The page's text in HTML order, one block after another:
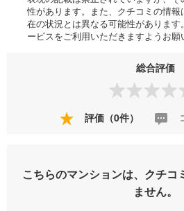
性があります。また、クチコミの情
在の状況とは異なる可能性がありま
ービスをご利用いただきますようお願
総合評価
評価（0件）
こちらのマンションは、クチコ
ません。